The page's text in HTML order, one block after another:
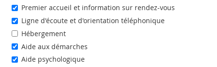
Premier accueil et information sur rendez-vous
Ligne d'écoute et d'orientation téléphonique
Hébergement
Aide aux démarches
Aide psychologique